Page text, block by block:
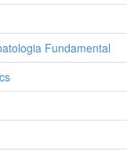
Fundamental